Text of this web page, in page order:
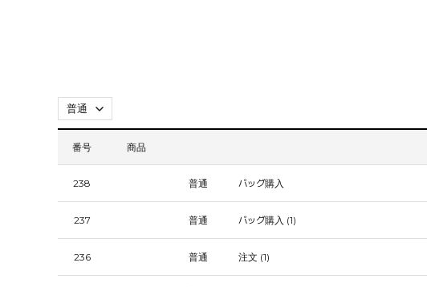
番号 商品
238 普通 バッグ購入
237 普通 バッグ購入 (1)
236 普通 注文 (1)